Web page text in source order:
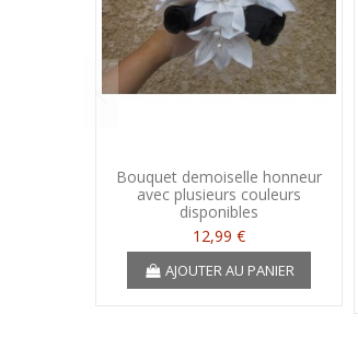
Bouquet demoiselle honneur
avec plusieurs couleurs
disponibles
12,99 €
AJOUTER AU PANIER